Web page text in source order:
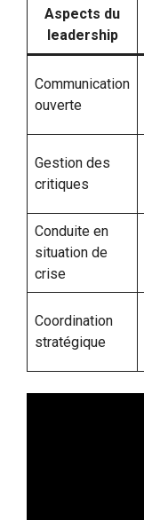
Aspects du
leadership
Communication
ouverte
Gestion des
critiques
Conduite en
situation de
crise
Coordination
stratégique